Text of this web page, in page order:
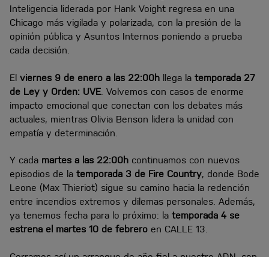
Inteligencia liderada por Hank Voight regresa en una
Chicago más vigilada y polarizada, con la presión de la
opinión pública y Asuntos Internos poniendo a prueba
cada decisión.
El viernes 9 de enero a las 22:00h llega la temporada 27
de Ley y Orden: UVE . Volvemos con casos de enorme
impacto emocional que conectan con los debates más
actuales, mientras Olivia Benson lidera la unidad con
empatía y determinación.
Y cada martes a las 22:00h continuamos con nuevos
episodios de la temporada 3 de Fire Country, donde Bode
Leone (Max Thieriot) sigue su camino hacia la redención
entre incendios extremos y dilemas personales. Además,
ya tenemos fecha para lo próximo: la temporada 4 se
estrena el martes 10 de febrero en CALLE 13.